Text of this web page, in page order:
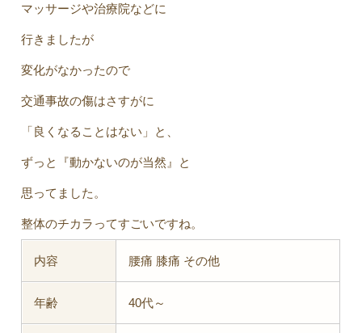
マッサージや治療院などに
行きましたが
変化がなかったので
交通事故の傷はさすがに
「良くなることはない」と、
ずっと『動かないのが当然』と
思ってました。
整体のチカラってすごいですね。
内容 腰痛 膝痛 その他
年齢 40代～